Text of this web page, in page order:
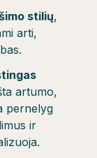
stilių,
arti,
artumo,
pernelyg
ir